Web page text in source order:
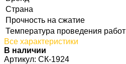
Страна
Прочность на сжатие
Температура проведения работ
Все характеристики
В наличии
Артикул: СК-1924